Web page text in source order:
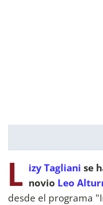
L izy Tagliani se
novio Leo
desde el programa